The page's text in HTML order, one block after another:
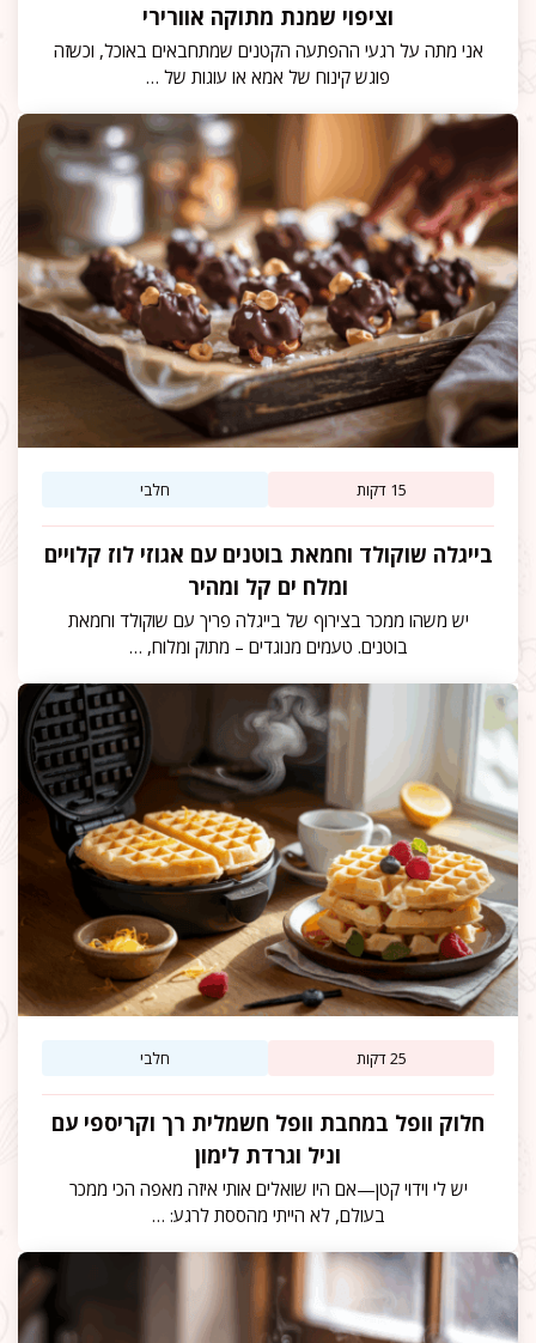
וציפוי שמנת מתוקה אוורירי
אני מתה על רגעי ההפתעה הקטנים שמתחבאים באוכל, וכשזה
פוגש קינוח של אמא או עוגות של …
15 דקות חלבי
בייגלה שוקולד וחמאת בוטנים עם אגוזי לוז קלויים
ומלח ים קל ומהיר
יש משהו ממכר בצירוף של בייגלה פריך עם שוקולד וחמאת
בוטנים. טעמים מנוגדים – מתוק ומלוח, …
25 דקות חלבי
חלוק וופל במחבת וופל חשמלית רך וקריספי עם
וניל וגרדת לימון
יש לי וידוי קטן—אם היו שואלים אותי איזה מאפה הכי ממכר
בעולם, לא הייתי מהססת לרגע: …